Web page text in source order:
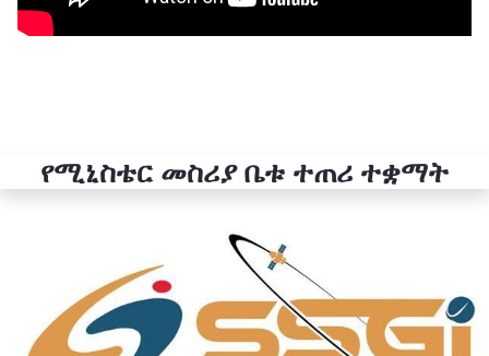
የሚኒስቴር መስሪያ ቤቱ ተጠሪ ተቋማት